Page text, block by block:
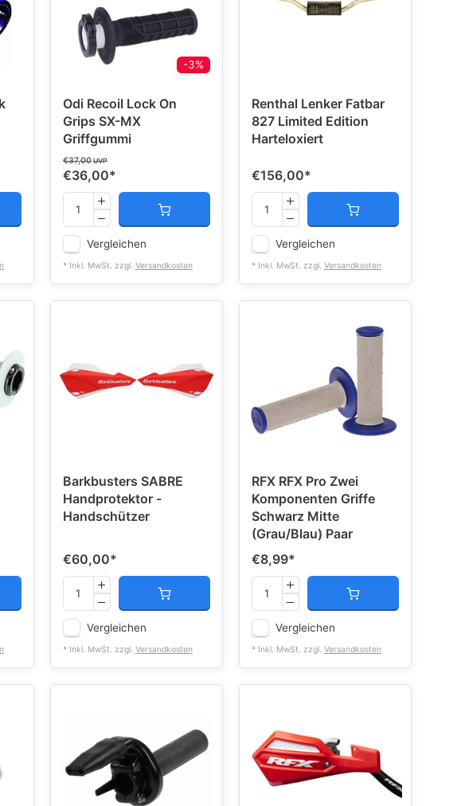
-3%
Odi Recoil Lock On
Grips SX-MX
Griffgummi
€37,00UVP
€36,00*
Vergleichen
* Inkl. MwSt. zzgl. Versandkosten
Renthal Lenker Fatbar
827 Limited Edition
Harteloxiert
€156,00*
Vergleichen
* Inkl. MwSt. zzgl. Versandkosten
Barkbusters SABRE
Handprotektor -
Handschützer
€60,00*
Vergleichen
* Inkl. MwSt. zzgl. Versandkosten
RFX RFX Pro Zwei
Komponenten Griffe
Schwarz Mitte
(Grau/Blau) Paar
€8,99*
Vergleichen
* Inkl. MwSt. zzgl. Versandkosten